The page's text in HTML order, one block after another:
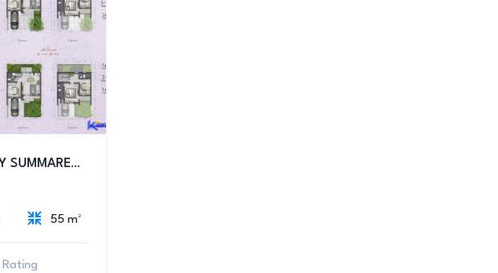
MAGENTA RESIDENCE BY SUMMARECON BEKASI
55 m²
Rating